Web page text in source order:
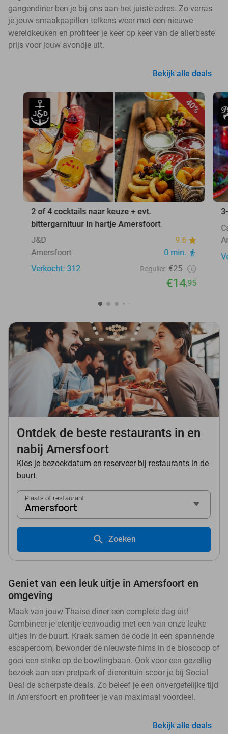
gangendiner ben je bij ons aan het juiste adres. Zo verras
je jouw smaakpapillen telkens weer met een nieuwe
wereldkeuken en profiteer je keer op keer van de allerbeste
prijs voor jouw avondje uit.
Bekijk alle deals
40%
2 of 4 cocktails naar keuze + evt.
bittergarnituur in hartje Amersfoort
J&D
9.6
Amersfoort
0 min.
Verkocht: 312
Regulier €25
€14,95
Ontdek de beste restaurants in en
nabij Amersfoort
Kies je bezoekdatum en reserveer bij restaurants in de
buurt
Plaats of restaurant
Amersfoort
Zoeken
Geniet van een leuk uitje in Amersfoort en
omgeving
Maak van jouw Thaise diner een complete dag uit!
Combineer je etentje eenvoudig met een van onze leuke
uitjes in de buurt. Kraak samen de code in een spannende
escaperoom, bewonder de nieuwste films in de bioscoop of
gooi een strike op de bowlingbaan. Ook voor een gezellig
bezoek aan een pretpark of dierentuin scoor je bij Social
Deal de scherpste deals. Zo beleef je een onvergetelijke tijd
in Amersfoort en profiteer je van maximaal voordeel.
Bekijk alle deals